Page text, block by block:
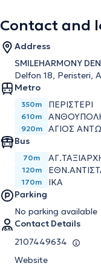
Contact and
Address
SMILEHARMONY
Delfon 18, Peristeri,
Metro
350m ΠΕΡΙΣΤΈΡΙ
610m
920m
ΆΓΙΟΣ
Bus
70m
120m
170m
ΙΚΑ
Parking
No parking available
Contact Details
2107449634
Website